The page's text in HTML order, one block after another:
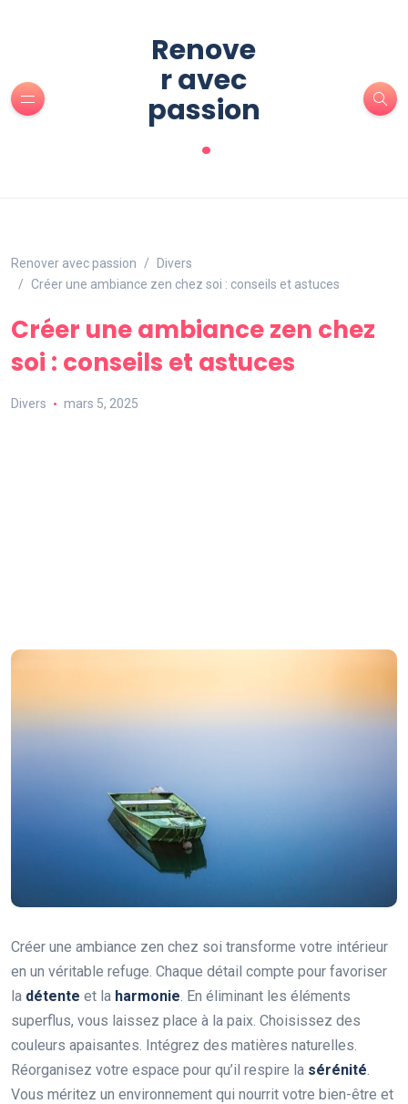
Renove
r avec
passion
.
Renover avec passion
Divers
Créer une ambiance zen chez soi : conseils et astuces
Créer une ambiance zen chez
soi : conseils et astuces
Divers mars 5, 2025
Créer une ambiance zen chez soi transforme votre intérieur
en un véritable refuge. Chaque détail compte pour favoriser
la détente et la harmonie. En éliminant les éléments
superflus, vous laissez place à la paix. Choisissez des
couleurs apaisantes. Intégrez des matières naturelles.
Réorganisez votre espace pour qu’il respire la sérénité.
Vous méritez un environnement qui nourrit votre bien-être et